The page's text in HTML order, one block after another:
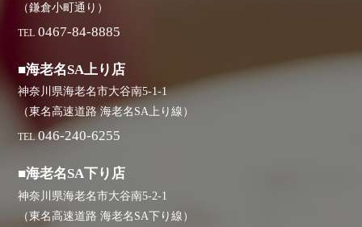
（鎌倉小町通り）
TEL 0467-84-8885
■海老名SA上り店
神奈川県海老名市大谷南5-1-1
（東名高速道路 海老名SA上り線）
TEL 046-240-6255
■海老名SA下り店
神奈川県海老名市大谷南5-2-1
（東名高速道路 海老名SA下り線）